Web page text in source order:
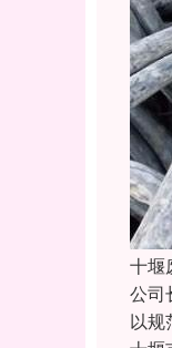
十堰
公司
以规